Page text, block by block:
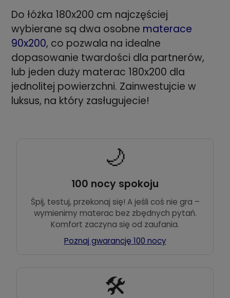
Do łóżka 180x200 cm najczęściej
wybierane są dwa osobne materace
90x200, co pozwala na idealne
dopasowanie twardości dla partnerów,
lub jeden duży materac 180x200 dla
jednolitej powierzchni. Zainwestujcie w
luksus, na który zasługujecie!
🌙
100 nocy spokoju
Śpij, testuj, przekonaj się! A jeśli coś nie gra –
wymienimy materac bez zbędnych pytań.
Komfort zaczyna się od zaufania.
Poznaj gwarancję 100 nocy
🛠️